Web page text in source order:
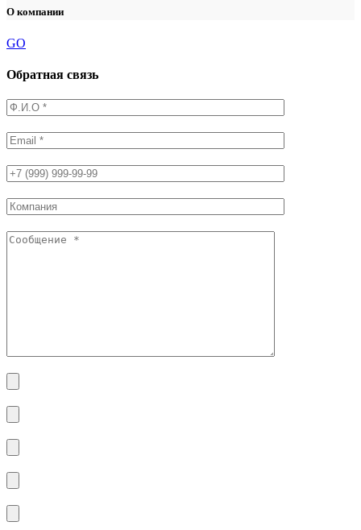
О компании
GO
Обратная связь